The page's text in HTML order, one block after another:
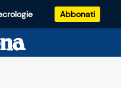
Abbonati